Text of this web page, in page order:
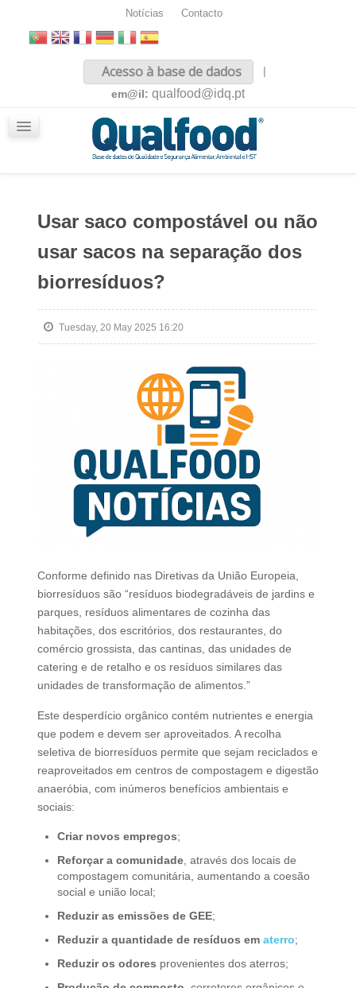
Notícias Contacto
Acesso à base de dados
|
em@il: qualfood@idq.pt
Usar saco compostável ou não
usar sacos na separação dos
biorresíduos?
Tuesday, 20 May 2025 16:20
Conforme definido nas Diretivas da União Europeia,
biorresíduos são “resíduos biodegradáveis de jardins e
parques, resíduos alimentares de cozinha das
habitações, dos escritórios, dos restaurantes, do
comércio grossista, das cantinas, das unidades de
catering e de retalho e os resíduos similares das
unidades de transformação de alimentos.”
Este desperdício orgânico contém nutrientes e energia
que podem e devem ser aproveitados. A recolha
seletiva de biorresíduos permite que sejam reciclados e
reaproveitados em centros de compostagem e digestão
anaeróbia, com inúmeros benefícios ambientais e
sociais:
Criar novos empregos;
Reforçar a comunidade, através dos locais de
compostagem comunitária, aumentando a coesão
social e união local;
Reduzir as emissões de GEE;
Reduzir a quantidade de resíduos em aterro;
Reduzir os odores provenientes dos aterros;